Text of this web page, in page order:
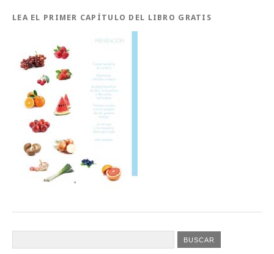
LEA EL PRIMER CAPÍTULO DEL LIBRO GRATIS